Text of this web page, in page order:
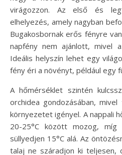
virágozzon. Az első és
elhelyezés, amely nagyban
Bugakosbornak erős fényre
napfény nem ajánlott, mivel
Ideális helyszín lehet egy
fény éri a növényt, például egy
A hőmérséklet szintén
orchidea gondozásában,
környezetet igényel. A nappali
20-25°C között mozog,
süllyedjen 15°C alá. Az
talaj ne száradjon ki teljesen,